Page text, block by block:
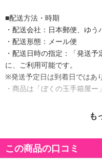
■配送方法・時期
・配送会社：日本郵便、ゆう
・配送形態：メール便
・配送日時の指定：「発送
に、ご利用可能です。
※発送予定日は到着日ではあ
・商品は「ぼくの玉手箱屋ー
も
この商品の口コミ